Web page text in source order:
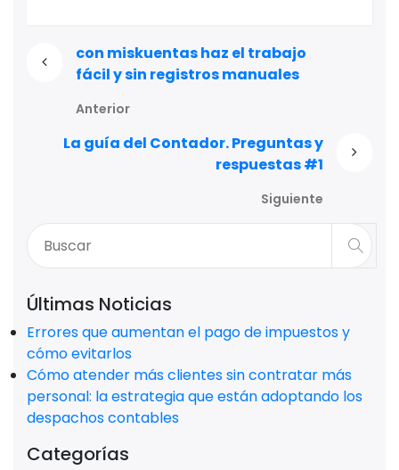
con miskuentas haz el trabajo
fácil y sin registros manuales
Anterior
La guía del Contador. Preguntas y
respuestas #1
Siguiente
Últimas Noticias
Errores que aumentan el pago de impuestos y
cómo evitarlos
Cómo atender más clientes sin contratar más
personal: la estrategia que están adoptando los
despachos contables
Categorías